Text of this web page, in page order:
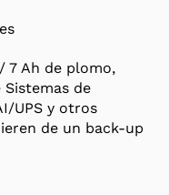
7 Ah de plomo,
de
UPS y otros
de un back-up